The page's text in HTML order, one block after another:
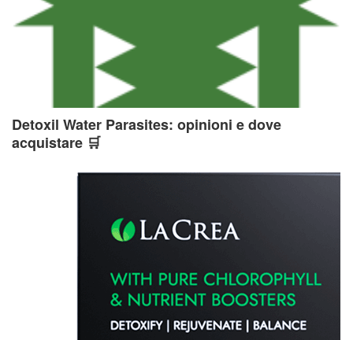
Detoxil Water Parasites: opinioni e dove
acquistare 🛒